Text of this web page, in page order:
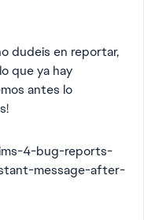
dudeis en reportar,
que ya hay
antes lo
4-bug-reports-
message-after-